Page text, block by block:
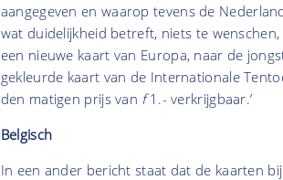
aangegeven en waarop tevens de
wat duidelijkheid betreft, niets te
een nieuwe kaart van Europa, naar de
gekleurde kaart van de Internationale
den matigen prijs van f1.- verkrijgbaar.’
Belgisch
In een ander bericht staat dat de kaarten bij